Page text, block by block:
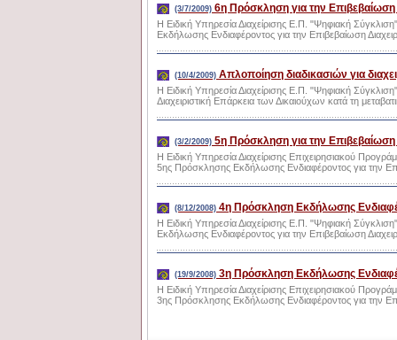
(3/7/2009) 6η Πρόσκληση για την Επιβεβαίωση
Η Ειδική Υπηρεσία Διαχείρισης Ε.Π. "Ψηφιακή
Εκδήλωσης Ενδιαφέροντος για την Επιβεβαίωση
(10/4/2009) Απλοποίηση διαδικασιών για
Η Ειδική Υπηρεσία Διαχείρισης E.Π. "Ψηφιακή
Διαχειριστική Επάρκεια των Δικαιούχων κατά τη
(3/2/2009) 5η Πρόσκληση για την Επιβεβαίωση
Η Ειδική Υπηρεσία Διαχείρισης Επιχειρησιακού
5ης Πρόσκλησης Εκδήλωσης Ενδιαφέροντος για την
(8/12/2008) 4η Πρόσκληση Εκδήλωσης
Η Ειδική Υπηρεσία Διαχείρισης Ε.Π. "Ψηφιακή
Εκδήλωσης Ενδιαφέροντος για την Επιβεβαίωση
(19/9/2008) 3η Πρόσκληση Εκδήλωσης
Η Ειδική Υπηρεσία Διαχείρισης Επιχειρησιακού
3ης Πρόσκλησης Εκδήλωσης Ενδιαφέροντος για την